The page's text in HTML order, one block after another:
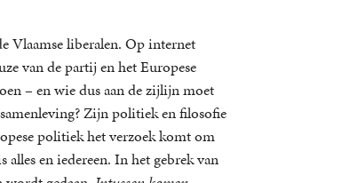
Vlaamse liberalen. Op internet
van de partij en het Europese
– en wie dus aan de zijlijn moet
Zijn politiek en filosofie
politiek het verzoek komt om
en iedereen. In het gebrek van